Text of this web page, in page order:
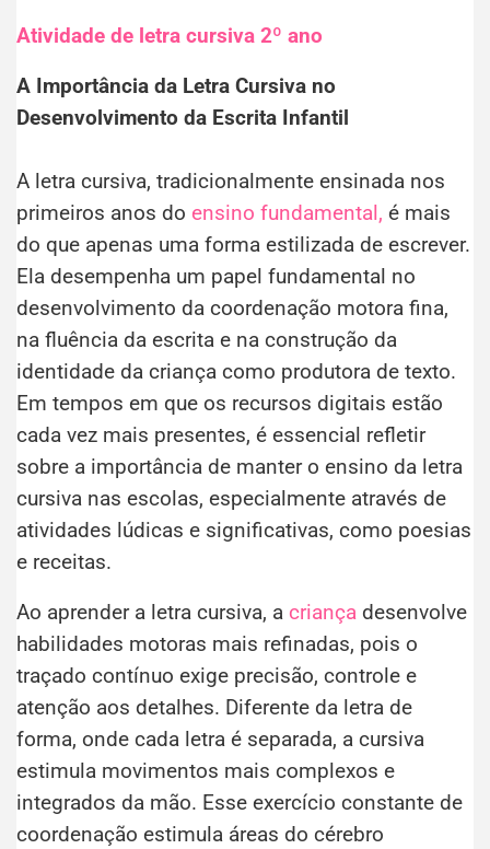
Atividade de letra cursiva 2º ano
A Importância da Letra Cursiva no
Desenvolvimento da Escrita Infantil
A letra cursiva, tradicionalmente ensinada nos
primeiros anos do ensino fundamental, é mais
do que apenas uma forma estilizada de escrever.
Ela desempenha um papel fundamental no
desenvolvimento da coordenação motora fina,
na fluência da escrita e na construção da
identidade da criança como produtora de texto.
Em tempos em que os recursos digitais estão
cada vez mais presentes, é essencial refletir
sobre a importância de manter o ensino da letra
cursiva nas escolas, especialmente através de
atividades lúdicas e significativas, como poesias
e receitas.
Ao aprender a letra cursiva, a criança desenvolve
habilidades motoras mais refinadas, pois o
traçado contínuo exige precisão, controle e
atenção aos detalhes. Diferente da letra de
forma, onde cada letra é separada, a cursiva
estimula movimentos mais complexos e
integrados da mão. Esse exercício constante de
coordenação estimula áreas do cérebro